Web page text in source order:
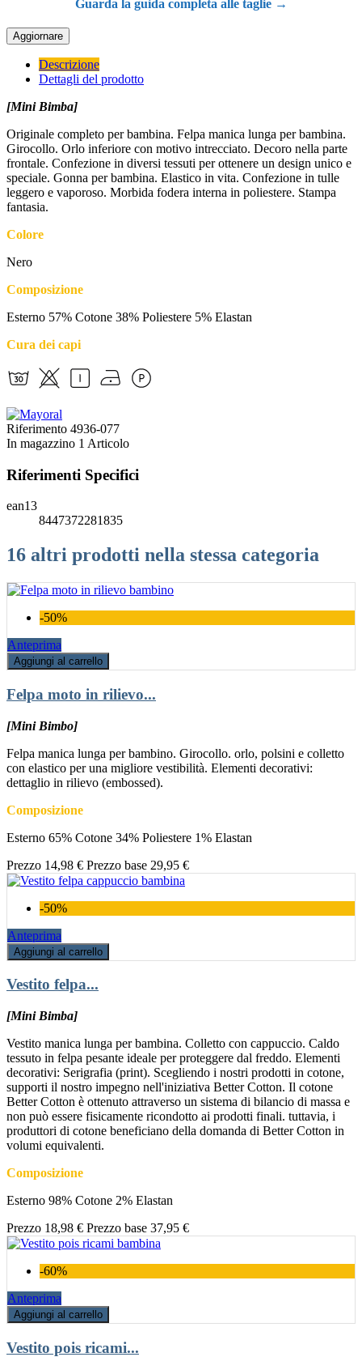
Guarda la guida completa alle taglie →
Descrizione
Dettagli del prodotto
[Mini Bimba]
Originale completo per bambina. Felpa manica lunga per bambina.
Girocollo. Orlo inferiore con motivo intrecciato. Decoro nella parte
frontale. Confezione in diversi tessuti per ottenere un design unico e
speciale. Gonna per bambina. Elastico in vita. Confezione in tulle
leggero e vaporoso. Morbida fodera interna in poliestere. Stampa
fantasia.
Colore
Nero
Composizione
Esterno 57% Cotone 38% Poliestere 5% Elastan
Cura dei capi
Riferimento 4936-077
In magazzino 1 Articolo
Riferimenti Specifici
ean13
8447372281835
16 altri prodotti nella stessa categoria
-50%
Anteprima
Aggiungi al carrello
Felpa moto in rilievo...
[Mini Bimbo]
Felpa manica lunga per bambino. Girocollo. orlo, polsini e colletto
con elastico per una migliore vestibilità. Elementi decorativi:
dettaglio in rilievo (embossed).
Composizione
Esterno 65% Cotone 34% Poliestere 1% Elastan
Prezzo 14,98 € Prezzo base 29,95 €
-50%
Anteprima
Aggiungi al carrello
Vestito felpa...
[Mini Bimba]
Vestito manica lunga per bambina. Colletto con cappuccio. Caldo
tessuto in felpa pesante ideale per proteggere dal freddo. Elementi
decorativi: Serigrafia (print). Scegliendo i nostri prodotti in cotone,
supporti il nostro impegno nell'iniziativa Better Cotton. Il cotone
Better Cotton è ottenuto attraverso un sistema di bilancio di massa e
non può essere fisicamente ricondotto ai prodotti finali. tuttavia, i
produttori di cotone beneficiano della domanda di Better Cotton in
volumi equivalenti.
Composizione
Esterno 98% Cotone 2% Elastan
Prezzo 18,98 € Prezzo base 37,95 €
-60%
Anteprima
Aggiungi al carrello
Vestito pois ricami...